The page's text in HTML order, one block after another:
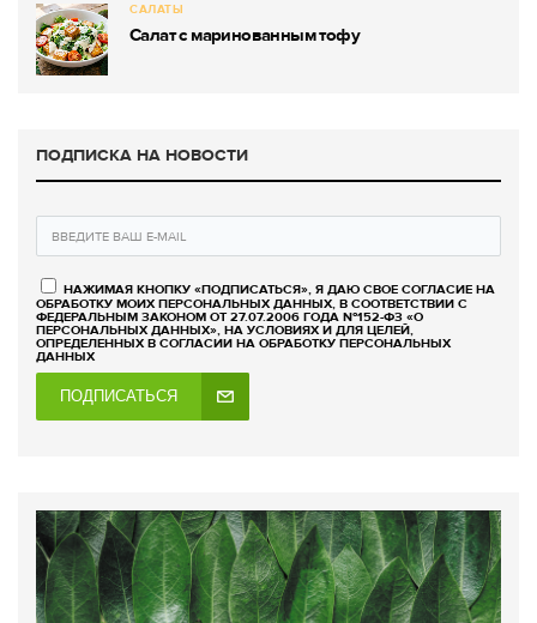
САЛАТЫ
Салат с маринованным тофу
ПОДПИСКА НА НОВОСТИ
НАЖИМАЯ КНОПКУ «ПОДПИСАТЬСЯ», Я ДАЮ СВОЕ СОГЛАСИЕ НА
ОБРАБОТКУ МОИХ ПЕРСОНАЛЬНЫХ ДАННЫХ, В СООТВЕТСТВИИ С
ФЕДЕРАЛЬНЫМ ЗАКОНОМ ОТ 27.07.2006 ГОДА №152-ФЗ «О
ПЕРСОНАЛЬНЫХ ДАННЫХ», НА УСЛОВИЯХ И ДЛЯ ЦЕЛЕЙ,
ОПРЕДЕЛЕННЫХ В СОГЛАСИИ НА ОБРАБОТКУ ПЕРСОНАЛЬНЫХ
ДАННЫХ
ПОДПИСАТЬСЯ